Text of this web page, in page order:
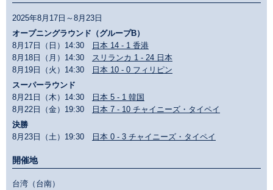
2025年8月17日～8月23日
オープニングラウンド（グループB）
8月17日（日）14:30
日本 14 - 1 香港
8月18日（月）14:30
スリランカ 1 - 24 日本
8月19日（火）14:30
日本 10 - 0 フィリピン
スーパーラウンド
8月21日（木）14:30
日本 5 - 1 韓国
8月22日（金）19:30
日本 7 - 10 チャイニーズ・タイペイ
決勝
8月23日（土）19:30
日本 0 - 3 チャイニーズ・タイペイ
開催地
台湾（台南）